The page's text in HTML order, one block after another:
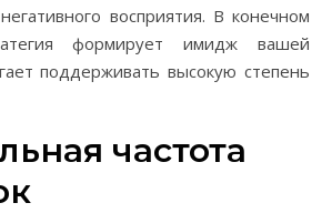
восприятия. В конечном
формирует имидж вашей
поддерживать высокую степень
частота